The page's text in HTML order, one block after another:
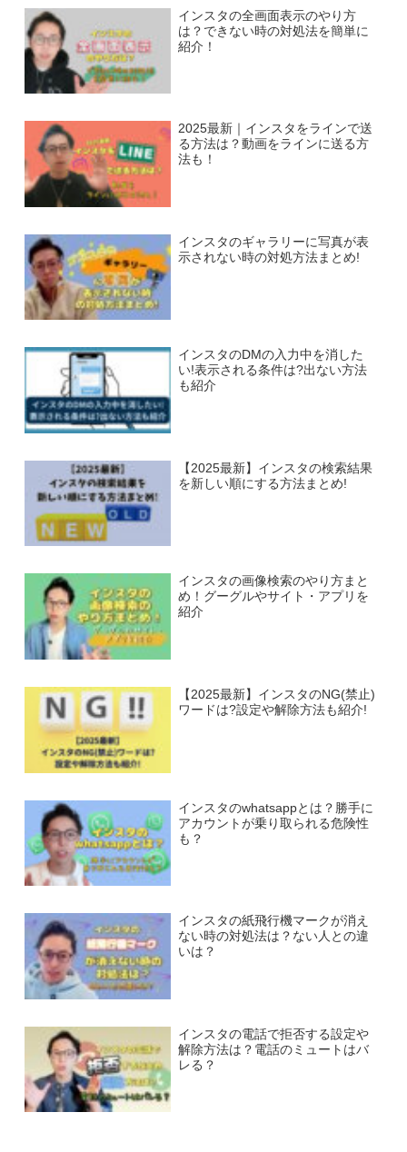
インスタの全画面表示のやり方
は？できない時の対処法を簡単に
紹介！
2025最新｜インスタをラインで送
る方法は？動画をラインに送る方
法も！
インスタのギャラリーに写真が表
示されない時の対処方法まとめ!
インスタのDMの入力中を消した
い!表示される条件は?出ない方法
も紹介
【2025最新】インスタの検索結果
を新しい順にする方法まとめ!
インスタの画像検索のやり方まと
め！グーグルやサイト・アプリを
紹介
【2025最新】インスタのNG(禁止)
ワードは?設定や解除方法も紹介!
インスタのwhatsappとは？勝手に
アカウントが乗り取られる危険性
も？
インスタの紙飛行機マークが消え
ない時の対処法は？ない人との違
いは？
インスタの電話で拒否する設定や
解除方法は？電話のミュートはバ
レる？